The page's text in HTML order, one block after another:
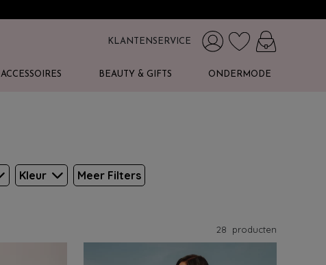
KLANTENSERVICE
ACCESSOIRES BEAUTY & GIFTS ONDERMODE
Kleur Meer Filters
28 producten